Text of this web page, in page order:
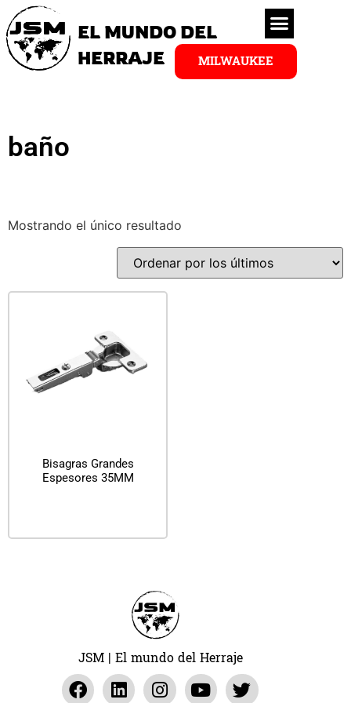
EL MUNDO DEL
HERRAJE
MILWAUKEE
baño
Mostrando el único resultado
Bisagras Grandes
Espesores 35MM
JSM | El mundo del Herraje